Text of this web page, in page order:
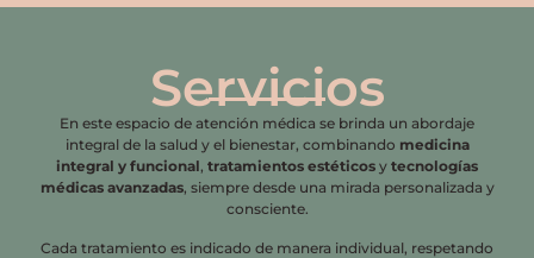
Servicios
En este espacio de atención médica se brinda un abordaje
integral de la salud y el bienestar, combinando medicina
integral y funcional, tratamientos estéticos y tecnologías
médicas avanzadas, siempre desde una mirada personalizada y
consciente.
Cada tratamiento es indicado de manera individual, respetando